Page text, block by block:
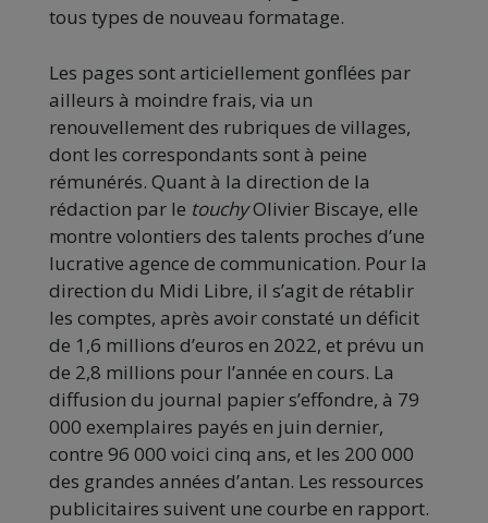
tous types de nouveau formatage.
Les pages sont articiellement gonflées par
ailleurs à moindre frais, via un
renouvellement des rubriques de villages,
dont les correspondants sont à peine
rémunérés. Quant à la direction de la
rédaction par le touchyOlivier Biscaye, elle
montre volontiers des talents proches d’une
lucrative agence de communication. Pour la
direction du Midi Libre, il s’agit de rétablir
les comptes, après avoir constaté un déficit
de 1,6 millions d’euros en 2022, et prévu un
de 2,8 millions pour l’année en cours. La
diffusion du journal papier s’effondre, à 79
000 exemplaires payés en juin dernier,
contre 96 000 voici cinq ans, et les 200 000
des grandes années d’antan. Les ressources
publicitaires suivent une courbe en rapport.